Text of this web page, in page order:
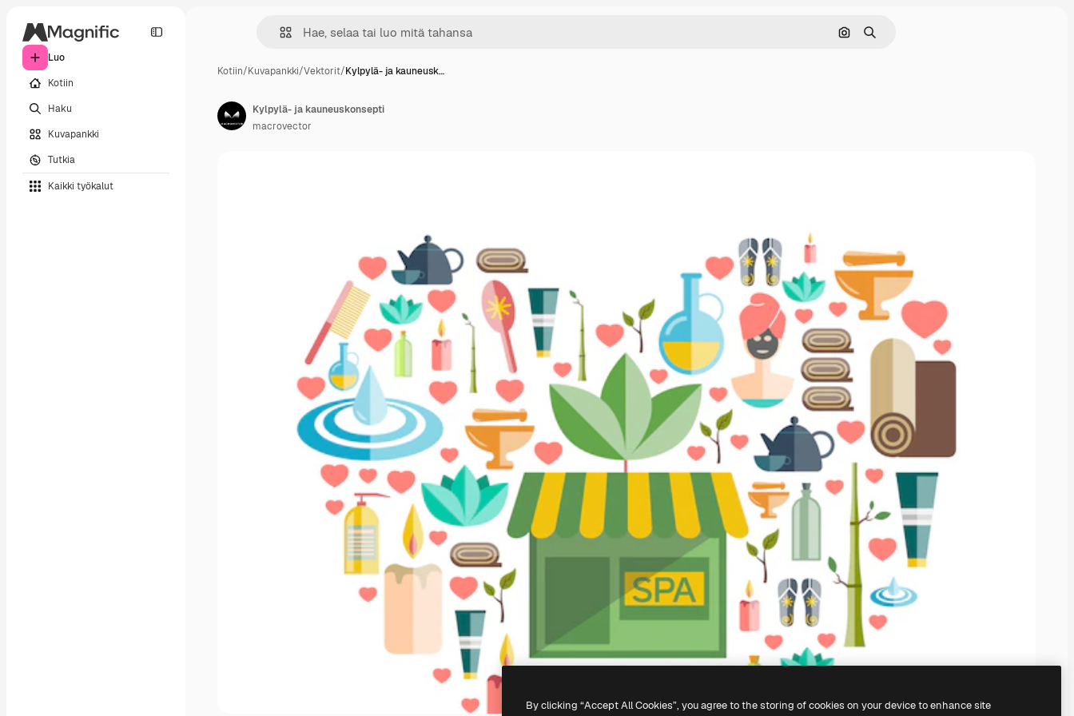
Luo
Kotiin
Haku
Kuvapankki
Tutkia
Kaikki työkalut
Hae kuvan perusteella
Haku
Kotiin/Kuvapankki/Vektorit/Kylpylä- ja kauneusk…
Kylpylä- ja kauneuskonsepti
macrovector
By clicking “Accept All Cookies”, you agree to the storing of cookies on your device to enhance site